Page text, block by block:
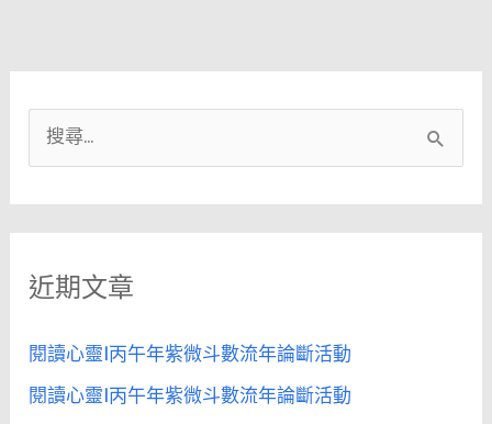
三
則：
烈
酒
酌，
甜
酒
更
尋
關
字
近期文章
閱讀心靈|丙午年紫微斗數流年論斷活動
閱讀心靈|丙午年紫微斗數流年論斷活動